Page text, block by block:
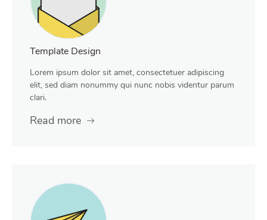
Template Design
Lorem ipsum dolor sit amet, consectetuer adipiscing
elit, sed diam nonummy qui nunc nobis videntur parum
clari.
Read more